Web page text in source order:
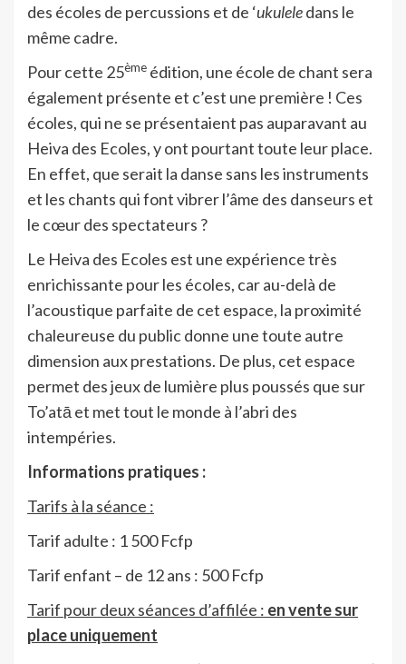
des écoles de percussions et de ‘ukuleledans le
même cadre.
Pour cette 25ème édition, une école de chant sera
également présente et c’est une première ! Ces
écoles, qui ne se présentaient pas auparavant au
Heiva des Ecoles, y ont pourtant toute leur place.
En effet, que serait la danse sans les instruments
et les chants qui font vibrer l’âme des danseurs et
le cœur des spectateurs ?
Le Heiva des Ecoles est une expérience très
enrichissante pour les écoles, car au-delà de
l’acoustique parfaite de cet espace, la proximité
chaleureuse du public donne une toute autre
dimension aux prestations. De plus, cet espace
permet des jeux de lumière plus poussés que sur
To’atā et met tout le monde à l’abri des
intempéries.
Informations pratiques :
Tarifs à la séance :
Tarif adulte : 1 500 Fcfp
Tarif enfant – de 12 ans : 500 Fcfp
Tarif pour deux séances d’affilée : en vente sur
place uniquement